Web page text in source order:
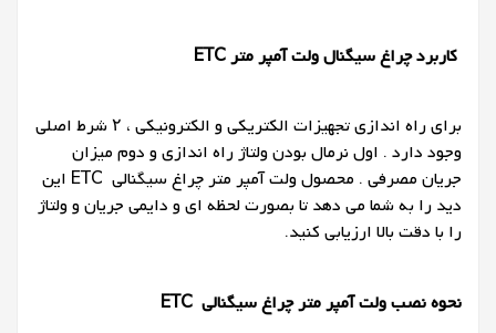
کاربرد چراغ سیگنال ولت آمپر مترETC
برای راه اندازی تجهیزات الکتریکی و الکترونیکی ، ۲ شرط اصلی
وجود دارد . اول نرمال بودن ولتاژ راه اندازی و دوم میزان
جریان مصرفی . محصول ولت آمپر متر چراغ سیگنالی ETC این
دید را به شما می دهد تا بصورت لحظه ای و دایمی جریان و ولتاژ
را با دقت بالا ارزیابی کنید.
نحوه نصب ولت آمپر متر چراغ سیگنالی ETC